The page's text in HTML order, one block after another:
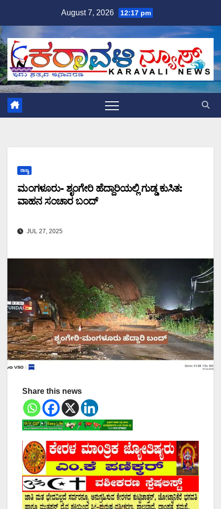
content
August 7, 2026 12:17 pm
ರಾಜ್ಯ
ಮಂಗಳೂರು- ಶೃಂಗೇರಿ ಹೆದ್ದಾರಿಯಲ್ಲಿ ಗುಡ್ಡ ಕುಸಿತ:
ವಾಹನ ಸಂಚಾರ ಬಂದ್
JUL 27, 2025
Share this news